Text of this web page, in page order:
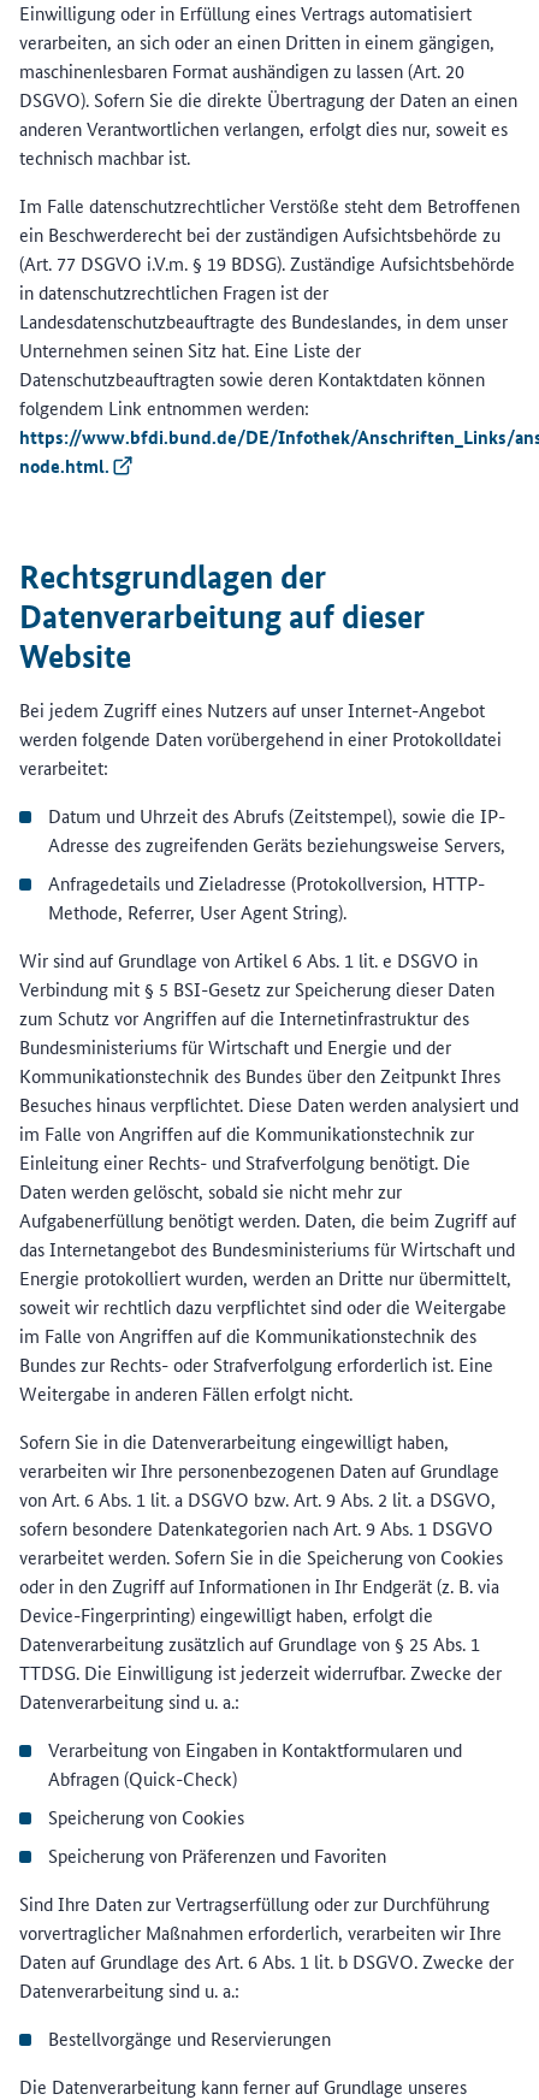
Einwilligung oder in Erfüllung eines Vertrags automatisiert
verarbeiten, an sich oder an einen Dritten in einem gängigen,
maschinenlesbaren Format aushändigen zu lassen (Art. 20
DSGVO). Sofern Sie die direkte Übertragung der Daten an einen
anderen Verantwortlichen verlangen, erfolgt dies nur, soweit es
technisch machbar ist.
Im Falle datenschutzrechtlicher Verstöße steht dem Betroffenen
ein Beschwerderecht bei der zuständigen Aufsichtsbehörde zu
(Art. 77 DSGVO i.V.m. § 19 BDSG). Zuständige Aufsichtsbehörde
in datenschutzrechtlichen Fragen ist der
Landesdatenschutzbeauftragte des Bundeslandes, in dem unser
Unternehmen seinen Sitz hat. Eine Liste der
Datenschutzbeauftragten sowie deren Kontaktdaten können
folgendem Link entnommen werden:
https://www.bfdi.bund.de/DE/Infothek/Anschriften_Links/
node.html.(Externer Link)
Rechtsgrundlagen der
Datenverarbeitung auf dieser
Website
Bei jedem Zugriff eines Nutzers auf unser Internet-Angebot
werden folgende Daten vorübergehend in einer Protokolldatei
verarbeitet:
Datum und Uhrzeit des Abrufs (Zeitstempel), sowie die IP-
Adresse des zugreifenden Geräts beziehungsweise Servers,
Anfragedetails und Zieladresse (Protokollversion, HTTP-
Methode, Referrer, User Agent String).
Wir sind auf Grundlage von Artikel 6 Abs. 1 lit. e DSGVO in
Verbindung mit § 5 BSI-Gesetz zur Speicherung dieser Daten
zum Schutz vor Angriffen auf die Internetinfrastruktur des
Bundesministeriums für Wirtschaft und Energie und der
Kommunikationstechnik des Bundes über den Zeitpunkt Ihres
Besuches hinaus verpflichtet. Diese Daten werden analysiert und
im Falle von Angriffen auf die Kommunikationstechnik zur
Einleitung einer Rechts- und Strafverfolgung benötigt. Die
Daten werden gelöscht, sobald sie nicht mehr zur
Aufgabenerfüllung benötigt werden. Daten, die beim Zugriff auf
das Internetangebot des Bundesministeriums für Wirtschaft und
Energie protokolliert wurden, werden an Dritte nur übermittelt,
soweit wir rechtlich dazu verpflichtet sind oder die Weitergabe
im Falle von Angriffen auf die Kommunikationstechnik des
Bundes zur Rechts- oder Strafverfolgung erforderlich ist. Eine
Weitergabe in anderen Fällen erfolgt nicht.
Sofern Sie in die Datenverarbeitung eingewilligt haben,
verarbeiten wir Ihre personenbezogenen Daten auf Grundlage
von Art. 6 Abs. 1 lit. a DSGVO bzw. Art. 9 Abs. 2 lit. a DSGVO,
sofern besondere Datenkategorien nach Art. 9 Abs. 1 DSGVO
verarbeitet werden. Sofern Sie in die Speicherung von Cookies
oder in den Zugriff auf Informationen in Ihr Endgerät (z. B. via
Device-Fingerprinting) eingewilligt haben, erfolgt die
Datenverarbeitung zusätzlich auf Grundlage von § 25 Abs. 1
TTDSG. Die Einwilligung ist jederzeit widerrufbar. Zwecke der
Datenverarbeitung sind u. a.:
Verarbeitung von Eingaben in Kontaktformularen und
Abfragen (Quick-Check)
Speicherung von Cookies
Speicherung von Präferenzen und Favoriten
Sind Ihre Daten zur Vertragserfüllung oder zur Durchführung
vorvertraglicher Maßnahmen erforderlich, verarbeiten wir Ihre
Daten auf Grundlage des Art. 6 Abs. 1 lit. b DSGVO. Zwecke der
Datenverarbeitung sind u. a.:
Bestellvorgänge und Reservierungen
Die Datenverarbeitung kann ferner auf Grundlage unseres